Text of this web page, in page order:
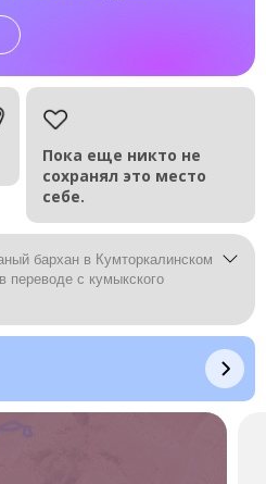
Пока еще никто не
сохранял это место
себе.
бархан в Кумторкалинском
переводе с кумыкского